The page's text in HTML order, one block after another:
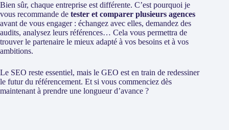
Bien sûr, chaque entreprise est différente. C’est pourquoi je
vous recommande de tester et comparer plusieurs agences
avant de vous engager : échangez avec elles, demandez des
audits, analysez leurs références… Cela vous permettra de
trouver le partenaire le mieux adapté à vos besoins et à vos
ambitions.
Le SEO reste essentiel, mais le GEO est en train de redessiner
le futur du référencement. Et si vous commenciez dès
maintenant à prendre une longueur d’avance ?